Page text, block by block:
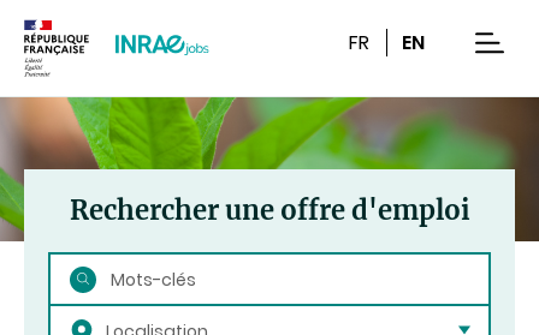
FR EN
Rechercher une offre d'emploi
Rechercher